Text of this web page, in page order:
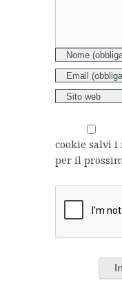
cookie salvi
per il